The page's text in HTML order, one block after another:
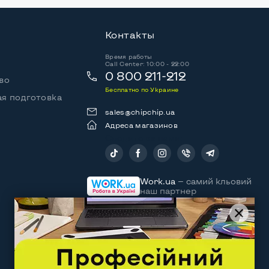
подготовка
Контакты
Время работы
Call Center: 10:00 - 22:00
0 800 211-212
Бесплатно по Украине
sales@chipchip.ua
Адреса магазинов
Work.ua — самий кльовий
наш партнер